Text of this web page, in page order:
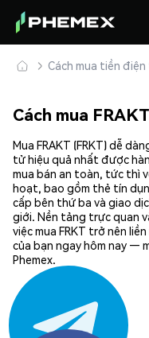
Cách mua tiền
Cách mua
Mua FRAKT (FRKT) dễ
tử hiệu quả nhất được
mua bán an toàn, tức thì
hoạt, bao gồm thẻ tín
cấp bên thứ ba và giao
giới. Nền tảng trực quan
việc mua FRKT trở nên
của bạn ngay hôm nay —
Phemex.